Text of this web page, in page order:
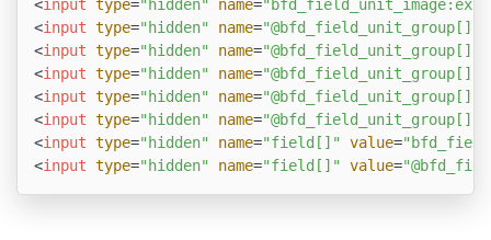
<input type="hidden" name=
<input type="hidden" name="@bfd_field_unit_group[]"
<input type="hidden" name="@bfd_field_unit_group[]"
<input type="hidden" name="@bfd_field_unit_group[]"
<input type="hidden" name="@bfd_field_unit_group[]"
<input type="hidden" name="@bfd_field_unit_group[]"
<input type="hidden" name="field[]" value=
<input type="hidden" name="field[]" value=